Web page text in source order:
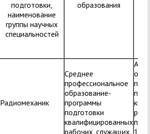
подготовки,
наименование
группы научных
специальностей
образования
Радиомеханик
Среднее
профессиональное
образование-
программы
подготовки
квалифицированных
рабочих, служащих
по